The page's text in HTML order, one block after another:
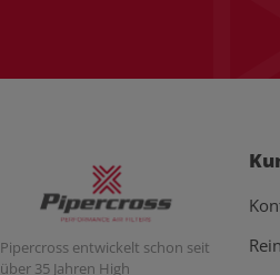
Pipercross entwickelt schon seit
über 35 Jahren High